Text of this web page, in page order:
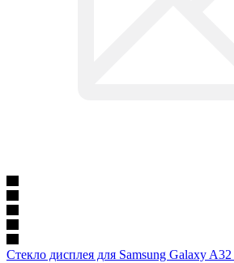
Стекло дисплея для Samsung Galaxy